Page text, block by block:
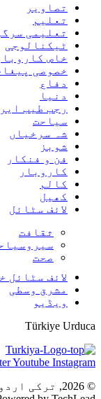
تصاویر
تعلیم
تعلیمی
ٹیکنالوجی
خاص
خصوصی
دفاع
دنیا
رجب طیب
سیاحت
شہ سرخیاں
شوبز
فن و فنکار
کاروبار
کالم
کھیل
لائف سٹائل
ثقافت
صحت
لائف سٹائل
مشرق وسطی
ویڈیو
Türkiye Urduca
Youtube Instagram
© 2026,